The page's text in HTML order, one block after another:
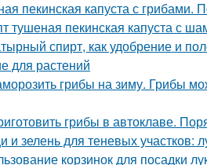
пекинская капуста с грибами.
тушеная пекинская капуста с
спирт, как удобрение и
для растений
грибы на зиму. Грибы
грибы в автоклаве.
и зелень для теневых участков:
корзинок для посадки